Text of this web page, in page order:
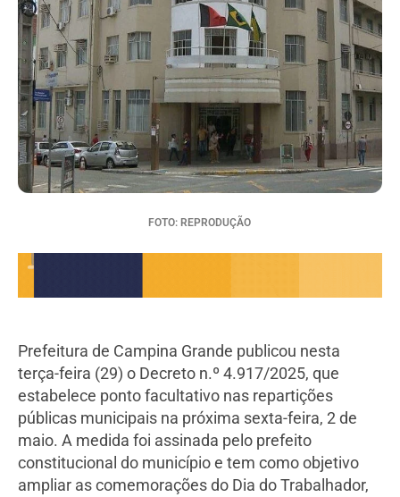
FOTO: REPRODUÇÃO
Prefeitura de Campina Grande publicou nesta
terça-feira (29) o Decreto n.º 4.917/2025, que
estabelece ponto facultativo nas repartições
públicas municipais na próxima sexta-feira, 2 de
maio. A medida foi assinada pelo prefeito
constitucional do município e tem como objetivo
ampliar as comemorações do Dia do Trabalhador,